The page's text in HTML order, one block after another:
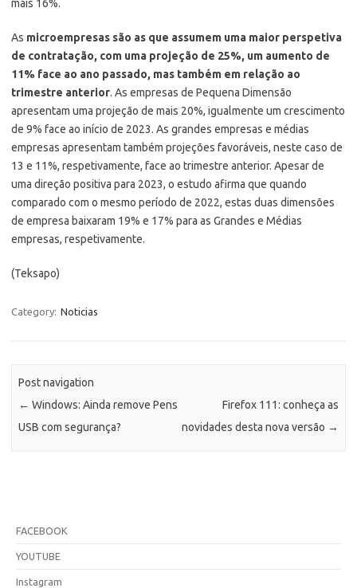
mais 16%.
As microempresas são as que assumem uma maior perspetiva
de contratação, com uma projeção de 25%, um aumento de
11% face ao ano passado, mas também em relação ao
trimestre anterior. As empresas de Pequena Dimensão
apresentam uma projeção de mais 20%, igualmente um crescimento
de 9% face ao início de 2023. As grandes empresas e médias
empresas apresentam também projeções favoráveis, neste caso de
13 e 11%, respetivamente, face ao trimestre anterior. Apesar de
uma direção positiva para 2023, o estudo afirma que quando
comparado com o mesmo período de 2022, estas duas dimensões
de empresa baixaram 19% e 17% para as Grandes e Médias
empresas, respetivamente.
(Teksapo)
Category: Noticias
Post navigation
← Windows: Ainda remove Pens
USB com segurança?
Firefox 111: conheça as
novidades desta nova versão →
FACEBOOK
YOUTUBE
Instagram